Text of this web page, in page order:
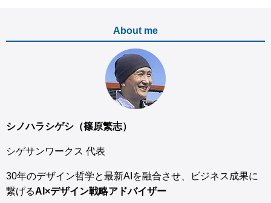
About me
シノハラシゲシ（篠原繁志）
シゲサンワークス 代表
30年のデザイン哲学と最新AIを融合させ、ビジネス成果に
繋げるAI×デザイン戦略アドバイザー